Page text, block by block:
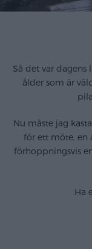
Så det var
ålder som är
Nu måste jag
för ett möte, en
förhoppningsvis
Ha